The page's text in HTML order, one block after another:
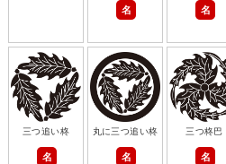
名 名
三つ追い柊
名
丸に三つ追い柊
名
三つ柊巴
名